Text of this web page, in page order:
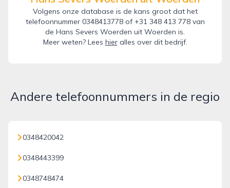
Volgens onze database is de kans groot dat het
telefoonnummer 0348413778 of +31 348 413 778 van
de Hans Severs Woerden uit Woerden is.
Meer weten? Lees hieralles over dit bedrijf.
Andere telefoonnummers in de regio
0348420042
0348443399
0348748474